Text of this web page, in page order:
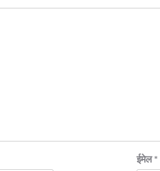
ईमेल*